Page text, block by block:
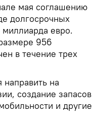
мая соглашению
долгосрочных
евро.
956
в течение трех
на
создание запасов
и другие